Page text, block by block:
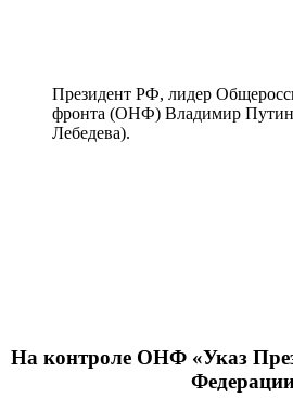
Президент РФ, лидер
фронта (ОНФ) Владимир
Лебедева).
На контроле ОНФ «Указ